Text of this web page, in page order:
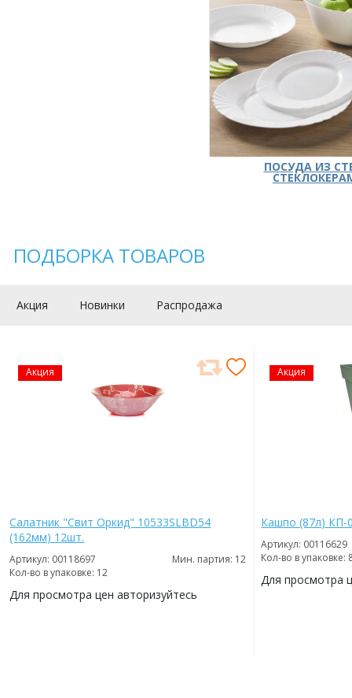
ПОСУДА ИЗ
ПОДБОРКА ТОВАРОВ
Акция Новинки Распродажа
Акция
Салатник "Свит Оркид" 10533SLBD54
(162мм) 12шт.
Артикул: 00118697
Мин. партия: 12
Кол-во в упаковке: 12
Для просмотра цен авторизуйтесь
Акция
Кашпо (87л) КП-
Артикул: 00116629
Кол-во в упаковке:
Для просмотра